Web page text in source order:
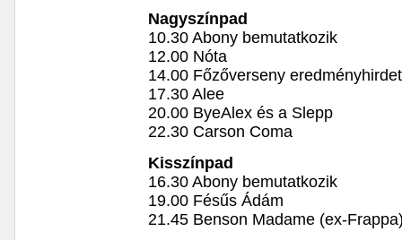
Nagyszínpad
10.30 Abony bemutatkozik
12.00 Nóta
14.00 Főzőverseny
17.30 Alee
20.00 ByeAlex és a Slepp
22.30 Carson Coma
Kisszínpad
16.30 Abony bemutatkozik
19.00 Fésűs Ádám
21.45 Benson Madame (ex-